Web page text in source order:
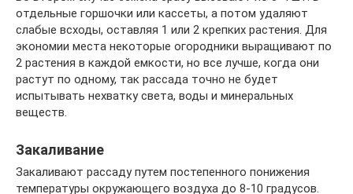
отдельные горшочки или кассеты, а потом удаляют
слабые всходы, оставляя 1 или 2 крепких растения. Для
экономии места некоторые огородники выращивают по
2 растения в каждой емкости, но все лучше, когда они
растут по одному, так рассада точно не будет
испытывать нехватку света, воды и минеральных
веществ.
Закаливание
Закаливают рассаду путем постепенного понижения
температуры окружающего воздуха до 8-10 градусов.